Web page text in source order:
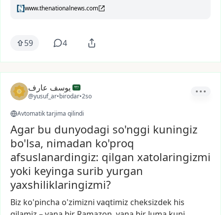
www.thenationalnews.com
59 4
يوسف عارف
@yusuf_ar•birodar•2so
Avtomatik tarjima qilindi
Agar bu dunyodagi so'nggi kuningiz
bo'lsa, nimadan ko'proq
afsuslanardingiz: qilgan xatolaringizmi
yoki keyinga surib yurgan
yaxshiliklaringizmi?
Biz ko'pincha o'zimizni vaqtimiz cheksizdek his